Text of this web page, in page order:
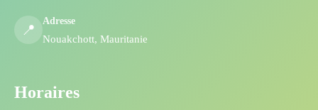
📍
Adresse
Nouakchott, Mauritanie
Horaires